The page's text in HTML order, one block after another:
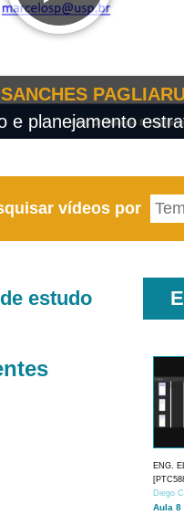
e planejamento
vídeos por
estudo
ENG.
Diego
Aula 8